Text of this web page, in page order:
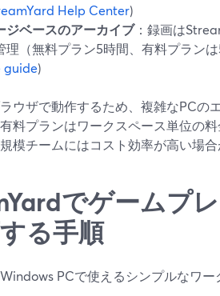
Help Center)
ジベースのアーカイブ：録画は
理（無料プラン5時間、有料プラン
guide)
ウザで動作するため、複雑なPCの
料プランはワークスペース単位の
模チームにはコスト効率が高い場
でゲームプ
る手順
PCで使えるシンプルなワー